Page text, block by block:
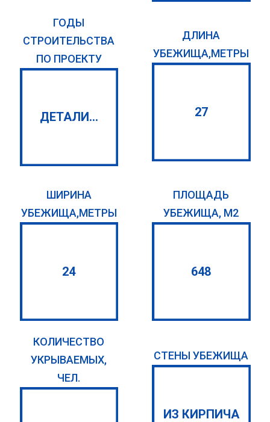
ГОДЫ
СТРОИТЕЛЬСТВА
ПО ПРОЕКТУ
ДЕТАЛИ...
ДЛИНА
УБЕЖИЩА,МЕТРЫ
27
ШИРИНА
УБЕЖИЩА,МЕТРЫ
24
ПЛОЩАДЬ
УБЕЖИЩА, М2
648
КОЛИЧЕСТВО
УКРЫВАЕМЫХ,
ЧЕЛ.
СТЕНЫ УБЕЖИЩА
ИЗ КИРПИЧА